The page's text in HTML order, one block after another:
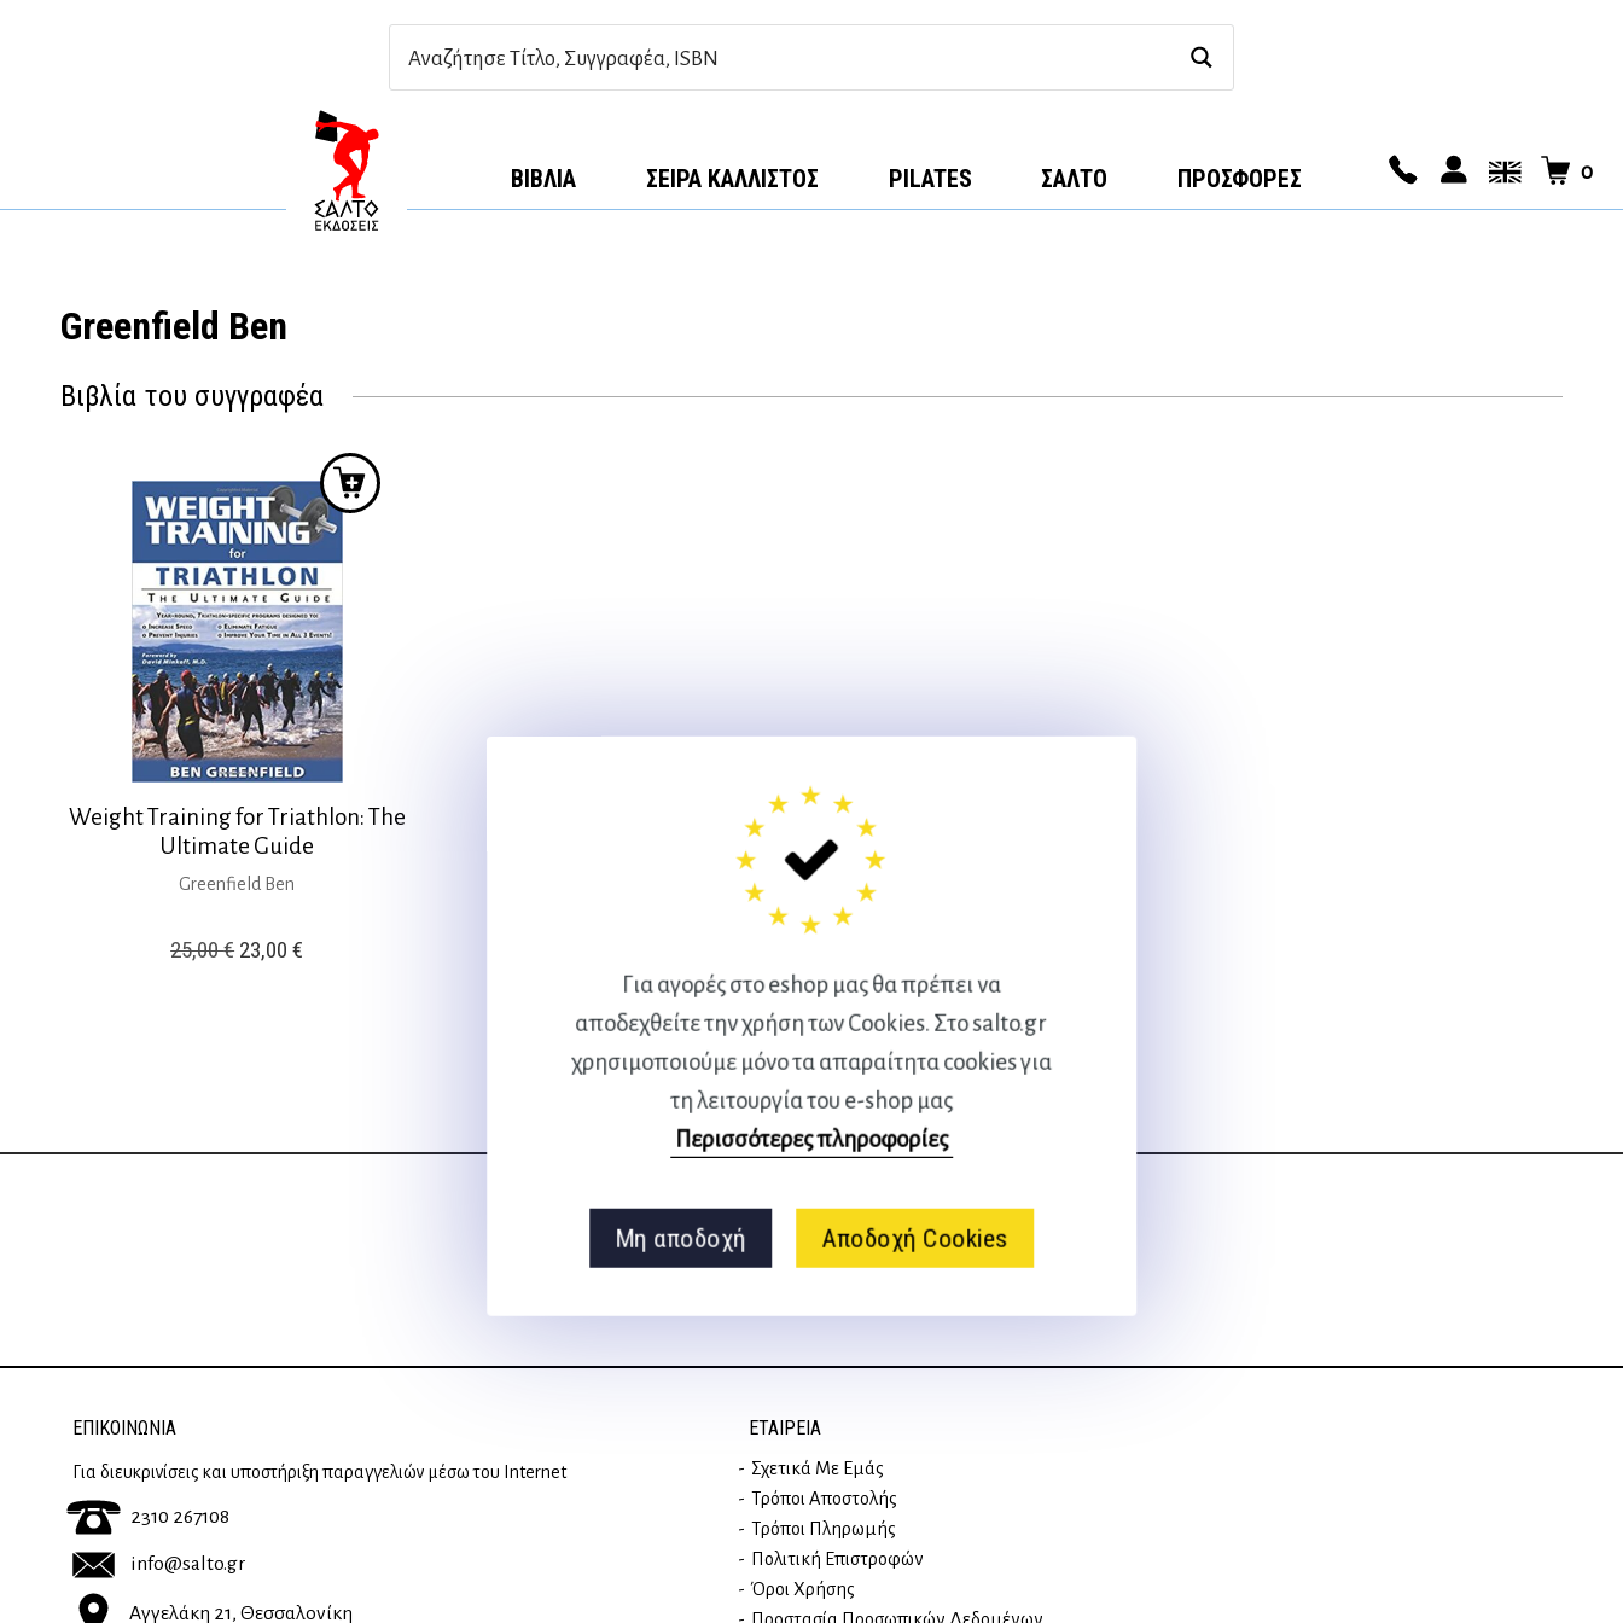
Για αγορές στο eshop μας θα πρέπει να
αποδεχθείτε την χρήση των Cookies. Στο salto.gr
χρησιμοποιούμε μόνο τα απαραίτητα cookies για
τη λειτουργία του e-shop μας
Περισσότερες πληροφορίες
Μη αποδοχή Αποδοχή Cookies
ΒΙΒΛΊΑ ΣΕΙΡΆ ΚΆΛΛΙΣΤΟΣ PILATES ΣΑΛΤΟ ΠΡΟΣΦΟΡΕΣ 0
Greenfield Ben
Βιβλία του συγγραφέα
Weight Training for Triathlon: The
Ultimate Guide
Greenfield Ben
25,00€ Original
23,00€
Ακολουθήστε μας
ΕΠΙΚΟΙΝΩΝΊΑ
Για διευκρινίσεις και υποστήριξη παραγγελιών μέσω του Internet
2310 267108
info@salto.gr
Αγγελάκη 21, Θεσσαλονίκη
ΕΤΑΙΡΕΊΑ
Σχετικά Με Εμάς
Τρόποι Αποστολής
Τρόποι Πληρωμής
Πολιτική Επιστροφών
Όροι Χρήσης
Προστασία Προσωπικών Δεδομένων